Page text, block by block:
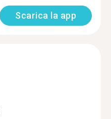
Scarica la app